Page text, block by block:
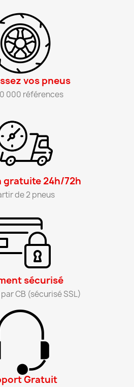
vos pneus​
000 références
gratuite 24h/72h​
de 2 pneus​
sécurisé​
CB (sécurisé SSL)​
Gratuit​